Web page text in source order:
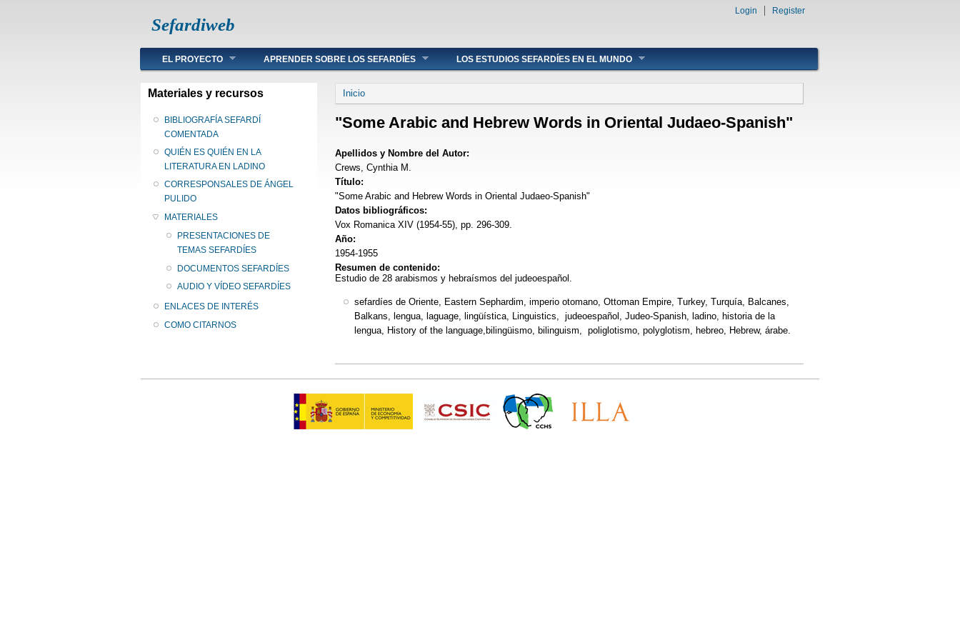
Sefardiweb
Login Register
Main menu
EL PROYECTO APRENDER SOBRE LOS SEFARDÍES LOS ESTUDIOS SEFARDÍES EN EL MUNDO
Materiales y recursos
BIBLIOGRAFÍA SEFARDÍ
COMENTADA
QUIÉN ES QUIÉN EN LA
LITERATURA EN LADINO
CORRESPONSALES DE ÁNGEL
PULIDO
MATERIALES
PRESENTACIONES DE
TEMAS SEFARDÍES
DOCUMENTOS SEFARDÍES
AUDIO Y VÍDEO SEFARDÍES
ENLACES DE INTERÉS
COMO CITARNOS
Se encuentra usted aquí
Inicio
"Some Arabic and Hebrew Words in Oriental Judaeo-Spanish"
Apellidos y Nombre del Autor:
Crews, Cynthia M.
Título:
"Some Arabic and Hebrew Words in Oriental Judaeo-Spanish"
Datos bibliográficos:
Vox Romanica XIV (1954-55), pp. 296-309.
Año:
1954-1955
Resumen de contenido:
Estudio de 28 arabismos y hebraísmos del judeoespañol.
sefardíes de Oriente, Eastern Sephardim, imperio otomano, Ottoman Empire, Turkey, Turquía, Balcanes,
Balkans, lengua, laguage, lingüística, Linguistics, judeoespañol, Judeo-Spanish, ladino, historia de la
lengua, History of the language,bilingüismo, bilinguism, poliglotismo, polyglotism, hebreo, Hebrew, árabe.